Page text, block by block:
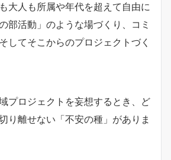
大人も所属や年代を超えて自由に
部活動」のような場づくり、コミ
してそこからのプロジェクトづく
プロジェクトを妄想するとき、ど
り離せない「不安の種」がありま